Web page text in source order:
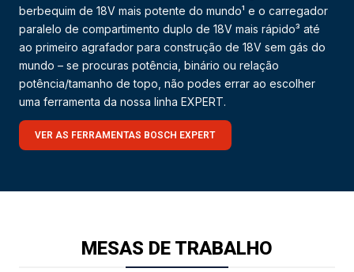
berbequim de 18V mais potente do mundo¹ e o carregador
paralelo de compartimento duplo de 18V mais rápido³ até
ao primeiro agrafador para construção de 18V sem gás do
mundo – se procuras potência, binário ou relação
potência/tamanho de topo, não podes errar ao escolher
uma ferramenta da nossa linha EXPERT.
VER AS FERRAMENTAS BOSCH EXPERT
MESAS DE TRABALHO